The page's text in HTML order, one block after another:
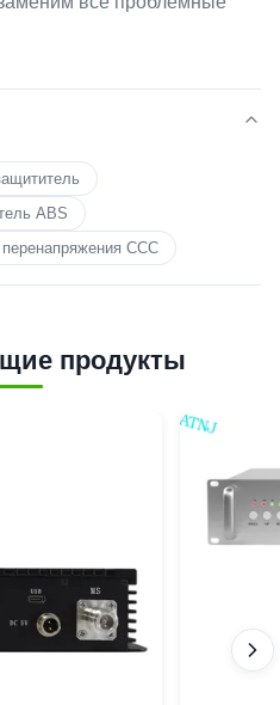
ABS
CCC
продукты